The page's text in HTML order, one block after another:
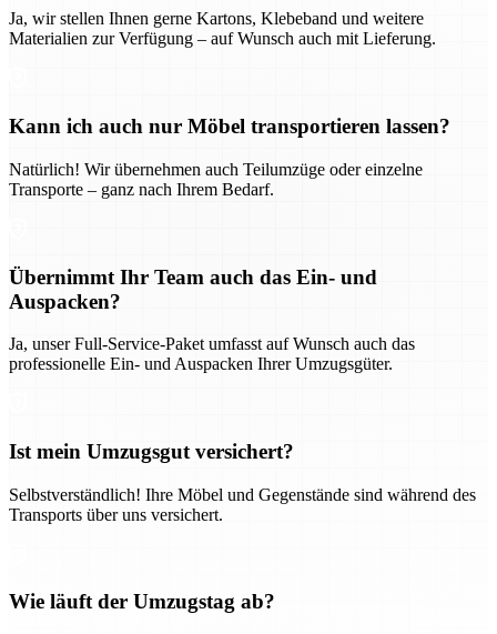
Ja, wir stellen Ihnen gerne Kartons, Klebeband und weitere
Materialien zur Verfügung – auf Wunsch auch mit Lieferung.
Kann ich auch nur Möbel transportieren lassen?
Natürlich! Wir übernehmen auch Teilumzüge oder einzelne
Transporte – ganz nach Ihrem Bedarf.
Übernimmt Ihr Team auch das Ein- und
Auspacken?
Ja, unser Full-Service-Paket umfasst auf Wunsch auch das
professionelle Ein- und Auspacken Ihrer Umzugsgüter.
Ist mein Umzugsgut versichert?
Selbstverständlich! Ihre Möbel und Gegenstände sind während des
Transports über uns versichert.
Wie läuft der Umzugstag ab?